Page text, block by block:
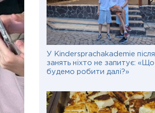
У Kindersprachakademie після
занять ніхто не запитує: «Що
будемо робити далі?»